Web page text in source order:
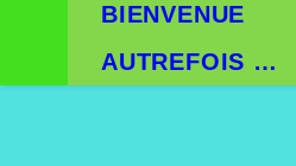
BIENVENUE
AUTREFOIS …